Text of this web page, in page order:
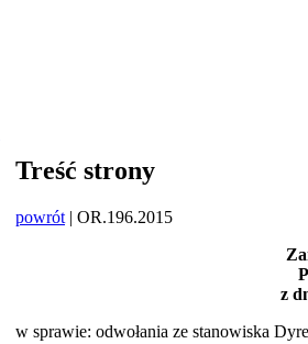
Treść strony
powrót | OR.196.2015
z
w sprawie: odwołania ze stanowiska